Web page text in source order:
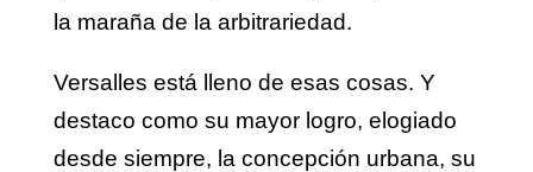
la maraña de la arbitrariedad.
Versalles está lleno de esas cosas. Y
destaco como su mayor logro, elogiado
desde siempre, la concepción urbana, su